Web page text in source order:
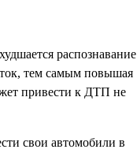
распознавание
тем самым повышая
привести к ДТП не
свои автомобили в